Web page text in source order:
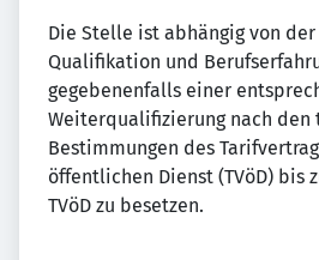
Die Stelle ist abhängig von
Qualifikation und
gegebenenfalls einer
Weiterqualifizierung nach
Bestimmungen des
öffentlichen Dienst (TVöD) bis
TVöD zu besetzen.